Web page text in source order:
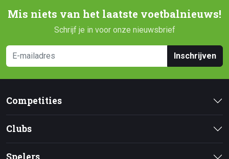
Mis niets van het laatste voetbalnieuws!
Schrijf je in voor onze nieuwsbrief
Inschrijven
Competities
Clubs
Spelers